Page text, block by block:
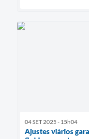
04 SET 2025 - 15h04
Ajustes viários